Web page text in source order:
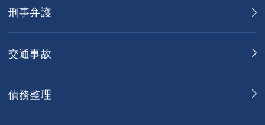
刑事弁護
交通事故
債務整理